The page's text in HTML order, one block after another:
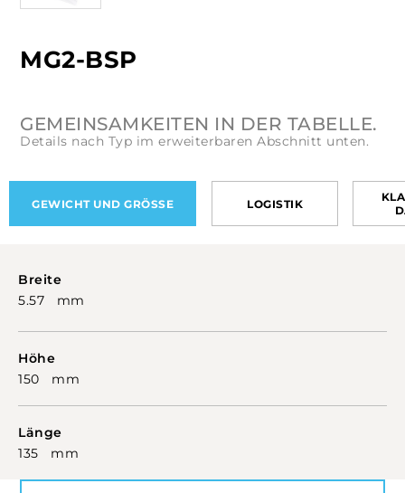
MG2-BSP
GEMEINSAMKEITEN IN DER TABELLE.
Details nach Typ im erweiterbaren Abschnitt unten.
GEWICHT UND GRÖSSE LOGISTIK
Breite
5.57 mm
Höhe
150 mm
Länge
135 mm